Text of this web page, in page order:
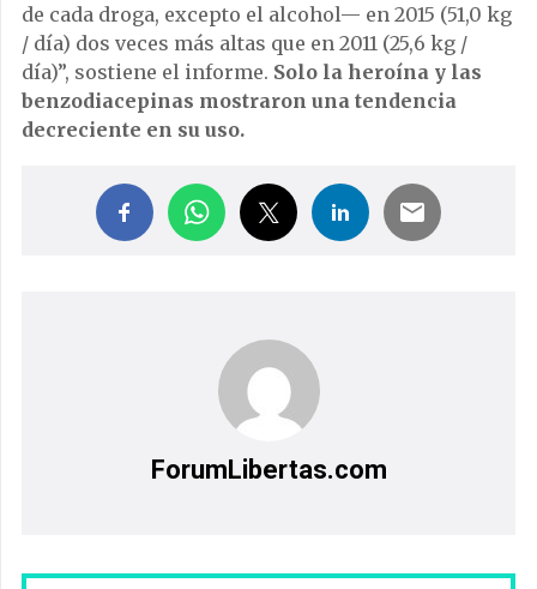
de cada droga, excepto el alcohol— en 2015 (51,0 kg
/ día) dos veces más altas que en 2011 (25,6 kg /
día)”, sostiene el informe. Solo la heroína y las
benzodiacepinas mostraron una tendencia
decreciente en su uso.
ForumLibertas.com